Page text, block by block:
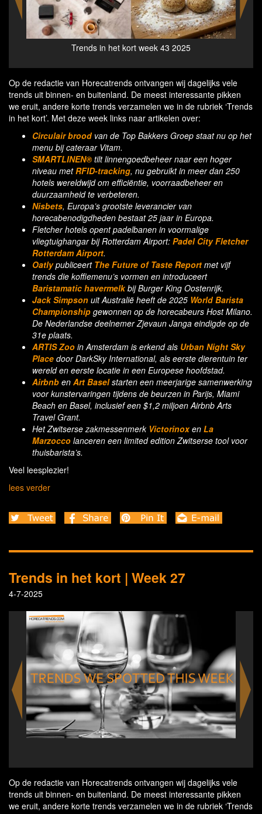
Circular bread by The Top Bakkers Group on the
Op de redactie van Horecatrends ontvangen wij dagelijks vele
trends uit binnen- en buitenland. De meest interessante pikken
we eruit, andere korte trends verzamelen we in de rubriek ‘Trends
in het kort’. Met deze week links naar artikelen over:
Circulair brood van de Top Bakkers Groep staat nu op het
menu bij cateraar Vitam.
SMARTLINEN®tilt linnengoedbeheer naar een hoger
niveau metRFID-tracking, nu gebruikt in meer dan 250
hotels wereldwijd om efficiëntie, voorraadbeheer en
duurzaamheid te verbeteren.
Nisbets, Europa’s grootste leverancier van
horecabenodigdheden bestaat 25 jaar in Europa.
Fletcher hotels opent padelbanen in voormalige
vliegtuighangar bij Rotterdam Airport: Padel City Fletcher
Rotterdam Airport.
Oatlypubliceert The Future of Taste Report met vijf
trends die koffiemenu’s vormen en introduceert
Baristamatic havermelkbij Burger King Oostenrijk.
Jack Simpson uit Australië heeft de 2025 World Barista
Championship gewonnen op de horecabeurs Host Milano.
De Nederlandse deelnemer Zjevaun Janga eindigde op de
31e plaats.
ARTIS Zoo in Amsterdam is erkend als Urban Night Sky
Place door DarkSky International, als eerste dierentuin ter
wereld en eerste locatie in een Europese hoofdstad.
Airbnb en Art Baselstarten een meerjarige samenwerking
voor kunstervaringen tijdens de beurzen in Parijs, Miami
Beach en Basel, inclusief een $1,2 miljoen Airbnb Arts
Travel Grant.
Het Zwitserse zakmessenmerk Victorinoxen La
Marzocco lanceren een limited edition Zwitserse tool voor
thuisbarista’s.
Veel leesplezier!
lees verder
Trends in het kort | Week 27
4-7-2025
Op de redactie van Horecatrends ontvangen wij dagelijks vele
trends uit binnen- en buitenland. De meest interessante pikken
we eruit, andere korte trends verzamelen we in de rubriek ‘Trends